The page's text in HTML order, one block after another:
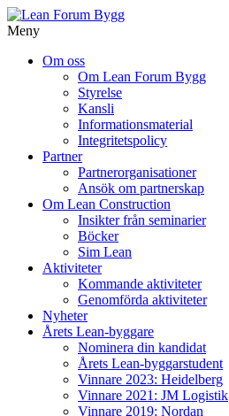
Meny
Om oss
Om Lean Forum Bygg
Styrelse
Kansli
Informationsmaterial
Integritetspolicy
Partner
Partnerorganisationer
Ansök om partnerskap
Om Lean Construction
Insikter från seminarier
Böcker
Sim Lean
Aktiviteter
Kommande aktiviteter
Genomförda aktiviteter
Nyheter
Årets Lean-byggare
Nominera din kandidat
Årets Lean-byggarstudent
Vinnare 2023: Heidelberg
Vinnare 2021: JM Logistik
Vinnare 2019: Nordan